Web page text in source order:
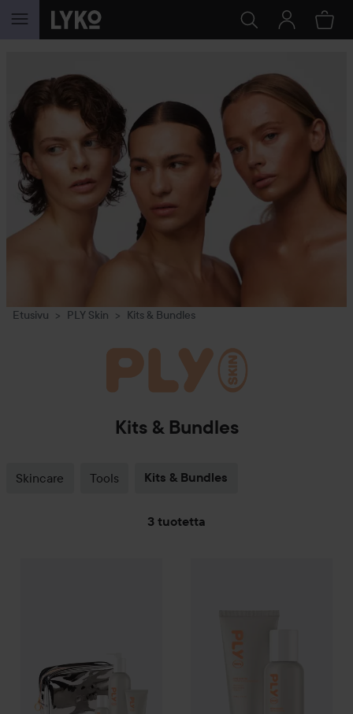
SIIRTYÄ JHK SISÄLTÖÖN
Etusivu PLY Skin Kits & Bundles
Kits & Bundles
Skincare Tools Kits & Bundles
3 tuotetta